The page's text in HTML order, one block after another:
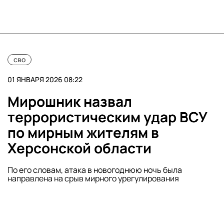
сво
01 ЯНВАРЯ 2026 08:22
Мирошник назвал
террористическим удар ВСУ
по мирным жителям в
Херсонской области
По его словам, атака в новогоднюю ночь была
направлена на срыв мирного урегулирования